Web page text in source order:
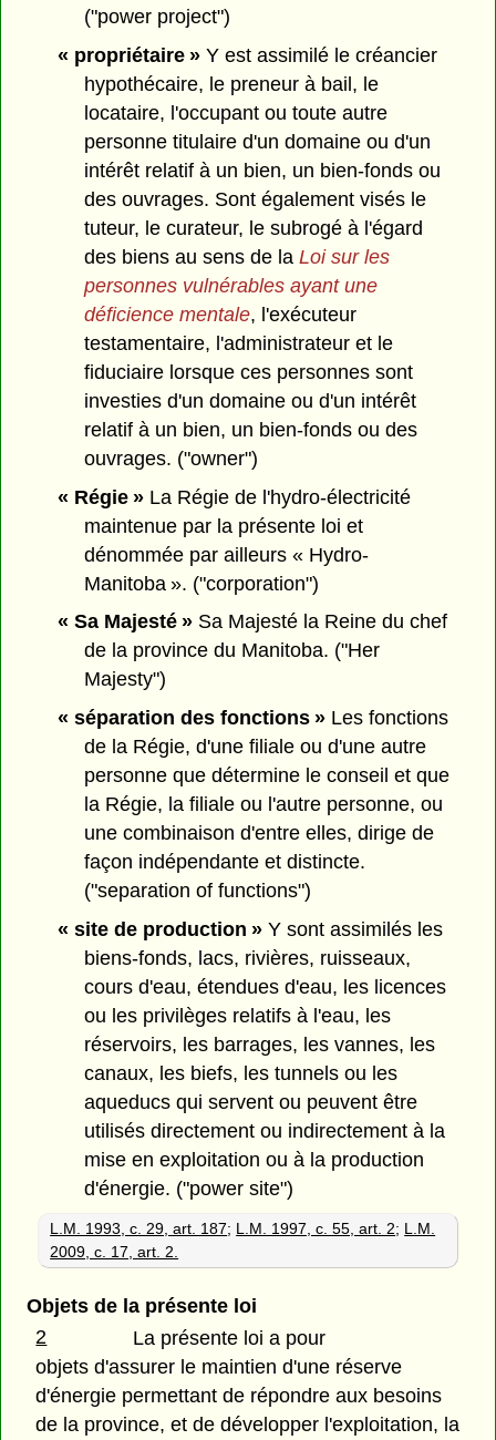
("power project")
« propriétaire »Y est assimilé le créancier
hypothécaire, le preneur à bail, le
locataire, l'occupant ou toute autre
personne titulaire d'un domaine ou d'un
intérêt relatif à un bien, un bien-fonds ou
des ouvrages. Sont également visés le
tuteur, le curateur, le subrogé à l'égard
des biens au sens de laLoi sur les
personnes vulnérables ayant une
déficience mentale, l'exécuteur
testamentaire, l'administrateur et le
fiduciaire lorsque ces personnes sont
investies d'un domaine ou d'un intérêt
relatif à un bien, un bien-fonds ou des
ouvrages. ("owner")
« Régie »La Régie de l'hydro-électricité
maintenue par la présente loi et
dénommée par ailleurs « Hydro-
Manitoba ». ("corporation")
« Sa Majesté »Sa Majesté la Reine du chef
de la province du Manitoba. ("Her
Majesty")
« séparation des fonctions »Les fonctions
de la Régie, d'une filiale ou d'une autre
personne que détermine le conseil et que
la Régie, la filiale ou l'autre personne, ou
une combinaison d'entre elles, dirige de
façon indépendante et distincte.
("separation of functions")
« site de production »Y sont assimilés les
biens-fonds, lacs, rivières, ruisseaux,
cours d'eau, étendues d'eau, les licences
ou les privilèges relatifs à l'eau, les
réservoirs, les barrages, les vannes, les
canaux, les biefs, les tunnels ou les
aqueducs qui servent ou peuvent être
utilisés directement ou indirectement à la
mise en exploitation ou à la production
d'énergie. ("power site")
L.M. 1993, c. 29, art. 187; L.M. 1997, c. 55, art. 2; L.M.
2009, c. 17, art. 2.
Objets de la présente loi
2
La présente loi a pour
objets d'assurer le maintien d'une réserve
d'énergie permettant de répondre aux besoins
de la province, et de développer l'exploitation, la